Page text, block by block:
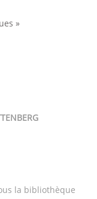
»
la bibliothèque